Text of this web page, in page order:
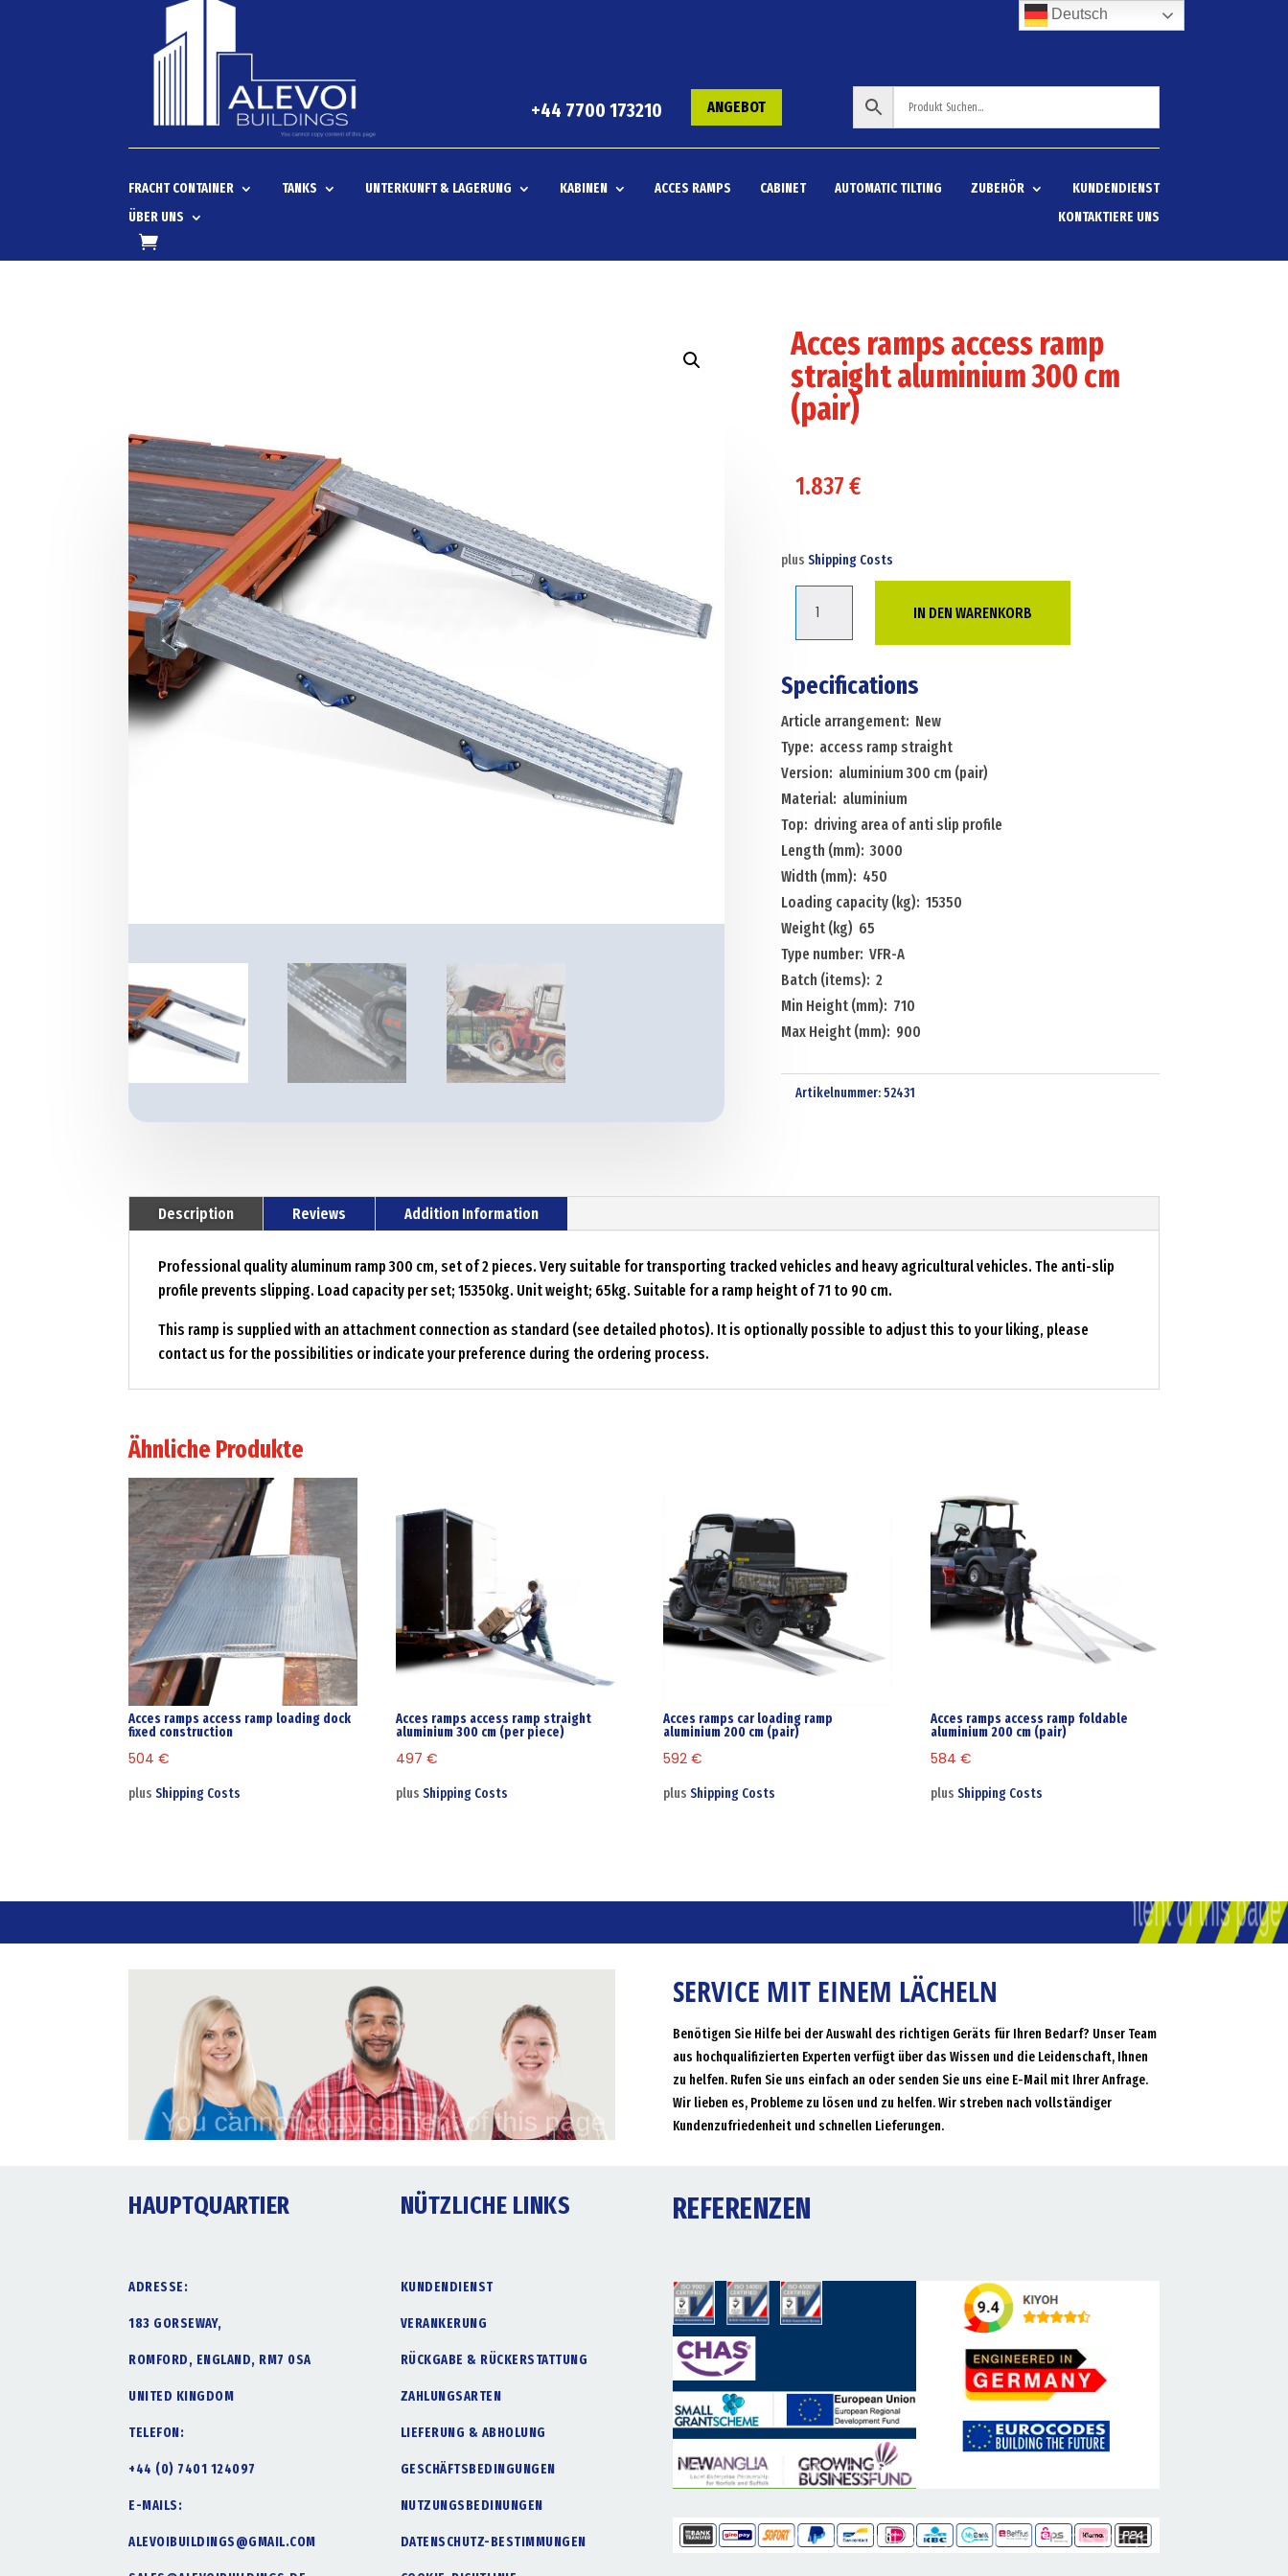
+44 7700 173210 ANGEBOT
FRACHT CONTAINER TANKS UNTERKUNFT & LAGERUNG KABINEN ACCES RAMPS CABINET AUTOMATIC TILTING ZUBEHÖR
KUNDENDIENST
ÜBER UNS
KONTAKTIERE UNS
Acces ramps access ramp
straight aluminium 300 cm
(pair)
1.837€
plus Shipping Costs
straight
aluminium
300
cm
(pair)
Menge
IN DEN WARENKORB
Specifications
Article arrangement: New
Type: access ramp straight
Version: aluminium 300 cm (pair)
Material: aluminium
Top: driving area of anti slip profile
Length (mm): 3000
Width (mm): 450
Loading capacity (kg): 15350
Weight (kg) 65
Type number: VFR-A
Batch (items): 2
Min Height (mm): 710
Max Height (mm): 900
Artikelnummer:52431
Description Reviews Addition Information
Professional quality aluminum ramp 300 cm, set of 2 pieces. Very suitable for transporting tracked vehicles and heavy agricultural vehicles. The anti-slip
profile prevents slipping. Load capacity per set; 15350kg. Unit weight; 65kg. Suitable for a ramp height of 71 to 90 cm.
This ramp is supplied with an attachment connection as standard (see detailed photos). It is optionally possible to adjust this to your liking, please
contact us for the possibilities or indicate your preference during the ordering process.
Ähnliche Produkte
Acces ramps access ramp loading dock
fixed construction
504€
plusShipping Costs
Acces ramps access ramp straight
aluminium 300 cm (per piece)
497€
plusShipping Costs
Acces ramps car loading ramp
aluminium 200 cm (pair)
592€
plusShipping Costs
Acces ramps access ramp foldable
aluminium 200 cm (pair)
584€
plusShipping Costs
SERVICE MIT EINEM LÄCHELN
Benötigen Sie Hilfe bei der Auswahl des richtigen Geräts für Ihren Bedarf? Unser Team
aus hochqualifizierten Experten verfügt über das Wissen und die Leidenschaft, Ihnen
zu helfen. Rufen Sie uns einfach an oder senden Sie uns eine E-Mail mit Ihrer Anfrage.
Wir lieben es, Probleme zu lösen und zu helfen. Wir streben nach vollständiger
Kundenzufriedenheit und schnellen Lieferungen.
HAUPTQUARTIER
ADRESSE:
183 GORSEWAY,
ROMFORD, ENGLAND, RM7 0SA
UNITED KINGDOM
TELEFON:
+44 (0) 7401 124097
E-MAILS:
ALEVOIBUILDINGS@GMAIL.COM
NÜTZLICHE LINKS
KUNDENDIENST
VERANKERUNG
RÜCKGABE & RÜCKERSTATTUNG
ZAHLUNGSARTEN
LIEFERUNG & ABHOLUNG
GESCHÄFTSBEDINGUNGEN
NUTZUNGSBEDINUNGEN
DATENSCHUTZ-BESTIMMUNGEN
REFERENZEN
Deutsch